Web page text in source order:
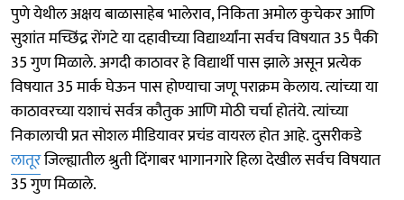
पुणे येथील अक्षय बाळासाहेब भालेराव, निकिता अमोल कुचेकर आणि
सुशांत मच्छिंद्र रोंगटे या दहावीच्या विद्यार्थ्यांना सर्वच विषयात 35 पैकी
35 गुण मिळाले. अगदी काठावर हे विद्यार्थी पास झाले असून प्रत्येक
विषयात 35 मार्क घेऊन पास होण्याचा जणू पराक्रम केलाय. त्यांच्या या
काठावरच्या यशाचं सर्वत्र कौतुक आणि मोठी चर्चा होतंये. त्यांच्या
निकालाची प्रत सोशल मीडियावर प्रचंड वायरल होत आहे. दुसरीकडे
लातूरजिल्ह्यातील श्रुती दिंगाबर भागानगारे हिला देखील सर्वच विषयात
35 गुण मिळाले.